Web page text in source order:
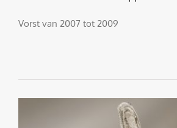
Vorst van 2007 tot 2009